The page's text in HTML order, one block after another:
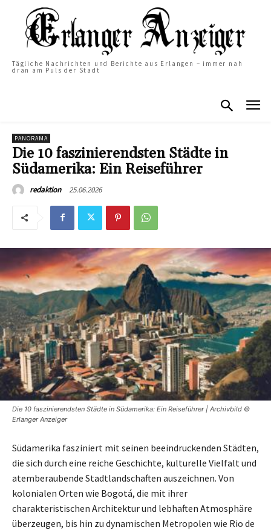
Tägliche Nachrichten und Berichte aus Erlangen – immer nah
dran am Puls der Stadt
PANORAMA
Die 10 faszinierendsten Städte in
Südamerika: Ein Reiseführer
redaktion 25.06.2026
Die 10 faszinierendsten Städte in Südamerika: Ein Reiseführer | Archivbild ©
Erlanger Anzeiger
Südamerika fasziniert mit seinen beeindruckenden Städten,
die sich durch eine reiche Geschichte, kulturelle Vielfalt und
atemberaubende Stadtlandschaften auszeichnen. Von
kolonialen Orten wie Bogotá, die mit ihrer
charakteristischen Architektur und lebhaften Atmosphäre
überzeugen, bis hin zu dynamischen Metropolen wie Rio de